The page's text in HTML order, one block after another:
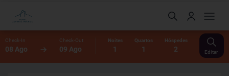
Check-In
08 Ago
Check-Out
09 Ago
Noites
1
Quartos
1
Hóspedes
2 Editar